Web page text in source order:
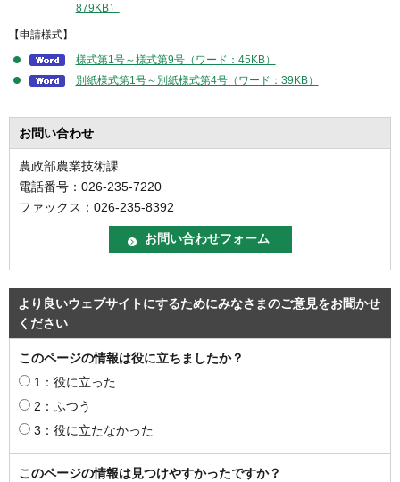
879KB）
【申請様式】
様式第1号～様式第9号（ワード：45KB）
別紙様式第1号～別紙様式第4号（ワード：39KB）
お問い合わせ
農政部農業技術課
電話番号：026-235-7220
ファックス：026-235-8392
より良いウェブサイトにするためにみなさまのご意見をお聞かせ
ください
このページの情報は役に立ちましたか？
1：役に立った
2：ふつう
3：役に立たなかった
このページの情報は見つけやすかったですか？